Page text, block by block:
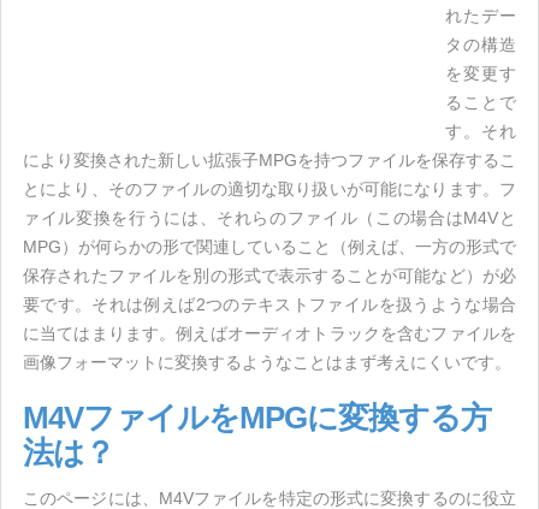
れたデー
タの構造
を変更す
ることで
す。それ
により変換された新しい拡張子MPGを持つファイルを保存するこ
とにより、そのファイルの適切な取り扱いが可能になります。フ
ァイル変換を行うには、それらのファイル（この場合はM4Vと
MPG）が何らかの形で関連していること（例えば、一方の形式で
保存されたファイルを別の形式で表示することが可能など）が必
要です。それは例えば2つのテキストファイルを扱うような場合
に当てはまります。例えばオーディオトラックを含むファイルを
画像フォーマットに変換するようなことはまず考えにくいです。
M4VファイルをMPGに変換する方
法は？
このページには、M4Vファイルを特定の形式に変換するのに役立